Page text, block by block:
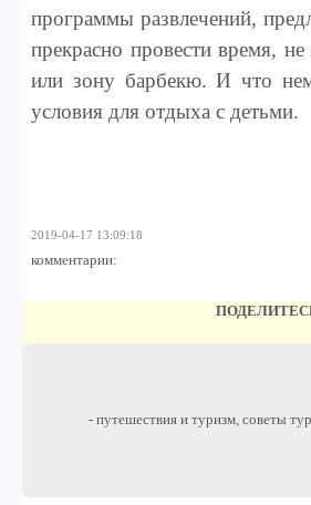
программы развлечений,
прекрасно провести время,
или зону барбекю. И что
условия для отдыха с детьми.
2019-04-17 13:09:18
комментарии:
- путешествия и туризм, советы